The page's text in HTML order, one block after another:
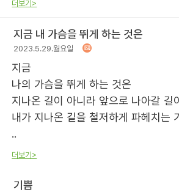
더보기>
지금 내 가슴을 뛰게 하는 것은
2023.5.29.월요일
지금
나의 가슴을 뛰게 하는 것은
지나온 길이 아니라 앞으로 나아갈 길
내가 지나온 길을 철저하게 파헤치는
..
더보기>
기쁨